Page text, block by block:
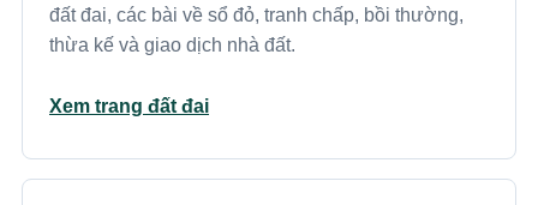
đất đai, các bài về sổ đỏ, tranh chấp, bồi thường,
thừa kế và giao dịch nhà đất.
Xem trang đất đai